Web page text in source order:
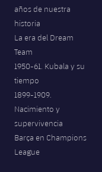
años de nuestra
historia
La era del Dream
Team
1950-61. Kubala y su
tiempo
1899-1909.
Nacimiento y
supervivencia
Barça en Champions
League